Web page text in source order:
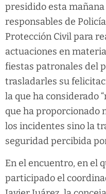
presidido esta
responsables de
Protección Civil para
actuaciones en
fiestas patronales del
trasladarles su
la que ha considerado
que ha proporcionado
los incidentes sino la
seguridad percibida
En el encuentro, en el
participado el